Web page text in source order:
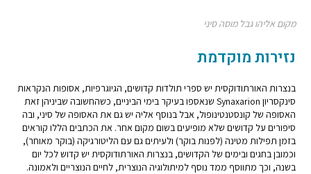
מקום אליהו גבל מוסה סיני
נזירות מוקדמת
בנצרות האורתודוקסית יש ספרי תולדות קדושים, הגיוגרפיות, אסופות הנקראות
סינקסריון Synaxarion שנאספו בעיקר בימי הביניים, כשהחשובה שביניהן זאת
האסופה של קונסטנטינופול, אבל בנוסף אליה יש גם את האסופה של סיני, ובה
סיפורים על קדושים שלא מופיעים בשום מקום אחר. את הכתבים הללו קוראים
בזמן תפילות מטינה (לפנות בוקר) ולעיתים גם עם הליטורגיקה (בוקר מאוחר),
וכמובן בחגים ובימים של הקדושים, בנצרות האורתודוקסית יש קדוש לכל יום
בשנה, וכך מתווסף ממד נוסף למיתולוגיה הנוצרית, לחיים הנוצריים ולאמונה.